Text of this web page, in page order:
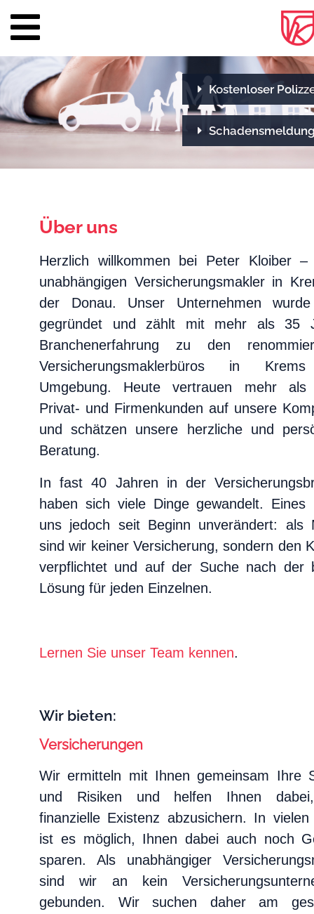
Über
uns
Team
Privat
Firma
Landwirtschaft
Luftfahrt
Downloads
Kontakt
Kostenloser
Polizzencheck
Schadensmeldung
Kostenloser
Über uns
Herzlich willkommen bei Peter Kloiber –
unabhängigen Versicherungsmakler in
der Donau. Unser Unternehmen
gegründet und zählt mit mehr als 35
Branchenerfahrung zu den
Versicherungsmaklerbüros in
Umgebung. Heute vertrauen mehr als
Privat- und Firmenkunden auf unsere
und schätzen unsere herzliche und
Beratung.
In fast 40 Jahren in der
haben sich viele Dinge gewandelt. Eines
uns jedoch seit Beginn unverändert: als
sind wir keiner Versicherung, sondern den
verpflichtet und auf der Suche nach der
Lösung für jeden Einzelnen.
Lernen Sie unser Team kennen.
Wir bieten:
Versicherungen
Wir ermitteln mit Ihnen gemeinsam Ihre
und Risiken und helfen Ihnen
finanzielle Existenz abzusichern. In vielen
ist es möglich, Ihnen dabei auch noch
sparen. Als unabhängiger
sind wir an kein
gebunden. Wir suchen daher am